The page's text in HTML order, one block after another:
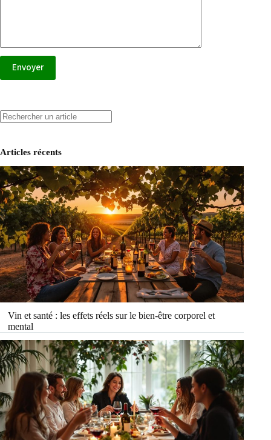
Search
Articles récents
Vin et santé : les effets réels sur le bien-être corporel et
mental